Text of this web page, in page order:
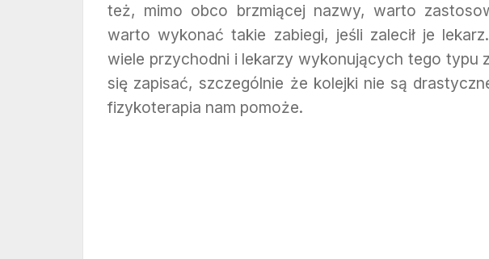
też, mimo obco brzmiącej nazwy, warto
warto wykonać takie zabiegi, jeśli zalecił je
wiele przychodni i lekarzy wykonujących tego typu
się zapisać, szczególnie że kolejki nie są
fizykoterapia nam pomoże.